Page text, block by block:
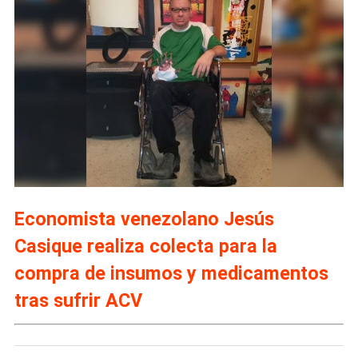
Economista venezolano Jesús
Casique realiza colecta para la
compra de insumos y medicamentos
tras sufrir ACV